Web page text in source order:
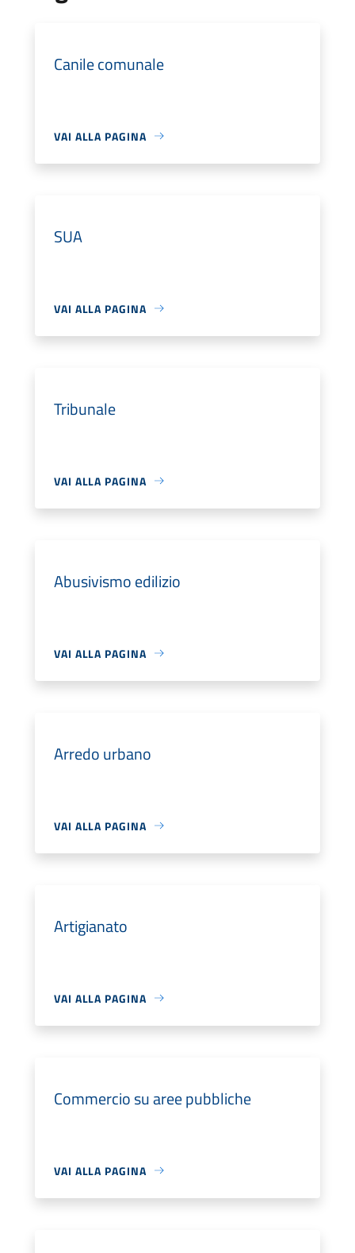
Canile comunale
VAI ALLA PAGINA
SUA
VAI ALLA PAGINA
Tribunale
VAI ALLA PAGINA
Abusivismo edilizio
VAI ALLA PAGINA
Arredo urbano
VAI ALLA PAGINA
Artigianato
VAI ALLA PAGINA
Commercio su aree pubbliche
VAI ALLA PAGINA